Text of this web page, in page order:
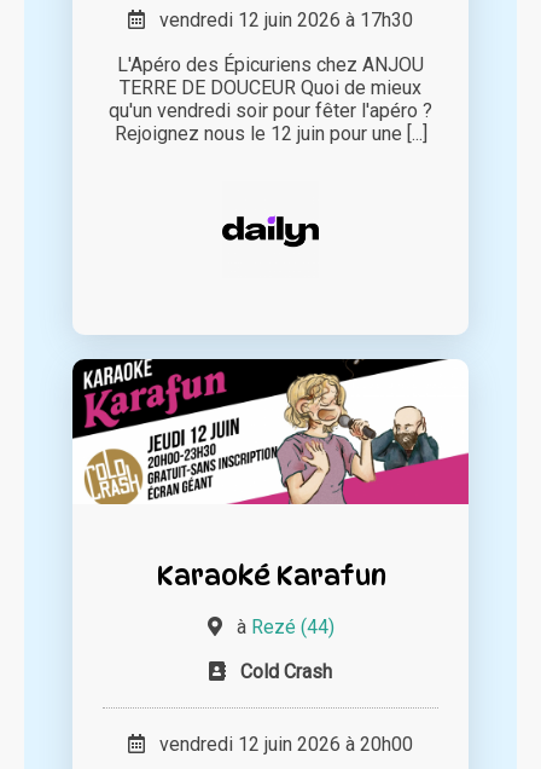
vendredi 12 juin 2026 à 17h30
L'Apéro des Épicuriens chez ANJOU
TERRE DE DOUCEUR Quoi de mieux
qu'un vendredi soir pour fêter l'apéro ?
Rejoignez nous le 12 juin pour une [...]
Karaoké Karafun
à Rezé (44)
Cold Crash
vendredi 12 juin 2026 à 20h00